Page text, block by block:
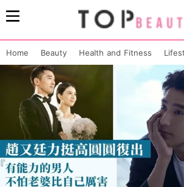
Home Beauty Health and Fitness